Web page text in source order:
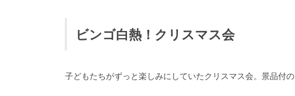
ビンゴ白熱！クリスマス会
子どもたちがずっと楽しみにしていたクリスマス会。景品付